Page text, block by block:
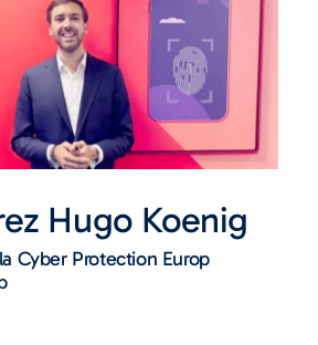
Hugo Koenig
Cyber Protection Europ